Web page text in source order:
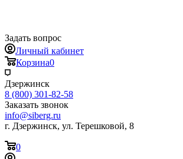
Задать вопрос
Личный кабинет
Корзина0
Дзержинск
8 (800) 301-82-58
Заказать звонок
info@siberg.ru
г. Дзержинск, ул. Терешковой, 8
0